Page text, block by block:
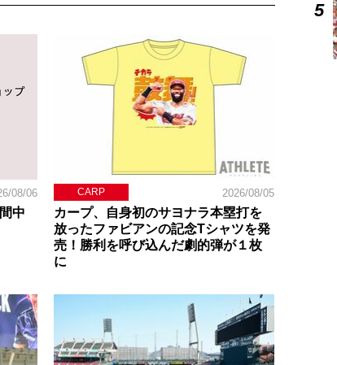
08/06
中
CARP 2026/08/05
カープ、自身初のサヨナラ本塁打を
放ったファビアンの記念Tシャツを発
売！勝利を呼び込んだ劇的弾が１枚
に